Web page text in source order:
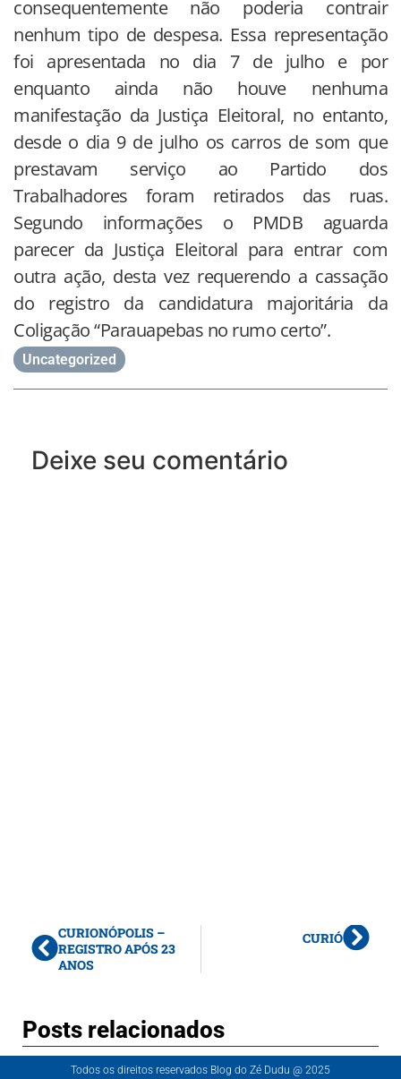
consequentemente não poderia contrair
nenhum tipo de despesa. Essa representação
foi apresentada no dia 7 de julho e por
enquanto ainda não houve nenhuma
manifestação da Justiça Eleitoral, no entanto,
desde o dia 9 de julho os carros de som que
prestavam serviço ao Partido dos
Trabalhadores foram retirados das ruas.
Segundo informações o PMDB aguarda
parecer da Justiça Eleitoral para entrar com
outra ação, desta vez requerendo a cassação
do registro da candidatura majoritária da
Coligação “Parauapebas no rumo certo”.
Uncategorized
Deixe seu comentário
CURIONÓPOLIS –
REGISTRO APÓS 23
ANOS
CURIÓ
Posts relacionados
Todos os direitos reservados Blog do Zé Dudu @ 2025